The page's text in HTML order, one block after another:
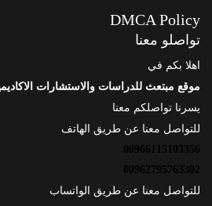
DMCA Policy
تواصلو معنا
اهلا بكم في
موقع مبتعث للدراسات والاستشارات
يسرنا تواصلكم معنا
للتواصل معنا عن طريق الهاتف
00966115103356
00962795763302
للتواصل معنا عن طريق الواتساب